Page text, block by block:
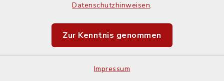
Datenschutzhinweisen.
Zur Kenntnis genommen
Impressum
08122 229147
Financial Planing